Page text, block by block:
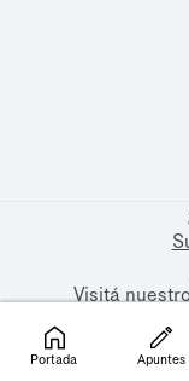
Visitá
Portada Apuntes